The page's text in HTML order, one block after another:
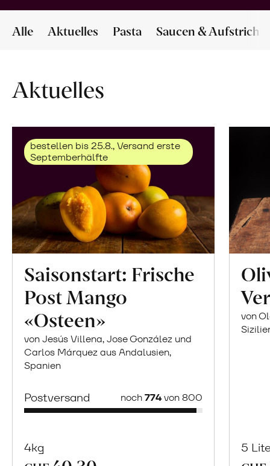
Alle Aktuelles Pasta Saucen & Aufstriche
Aktuelles
bestellen bis 25.8., Versand erste
Septemberhälfte
Saisonstart: Frische
Post Mango
«Osteen»
von Jesús Villena, Jose González und
Carlos Márquez aus Andalusien,
Spanien
Postversand noch774von 800
4kg
von
5